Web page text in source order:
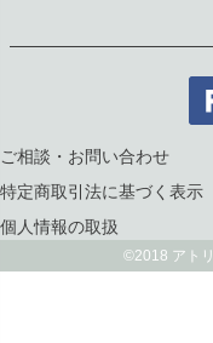
ご相談・お問い合わせ
特定商取引法に基づく表示
個人情報の取扱
©2018 アト